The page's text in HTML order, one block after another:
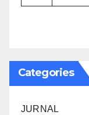
Categories
JURNAL